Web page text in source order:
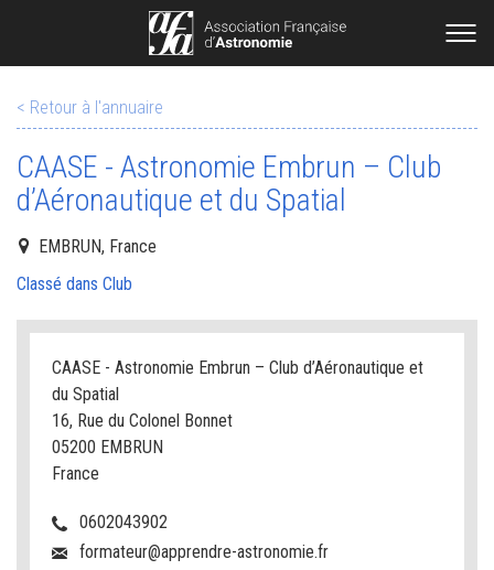
< Retour à l'annuaire
CAASE - Astronomie Embrun – Club
d’Aéronautique et du Spatial
EMBRUN, France
Classé dans Club
CAASE - Astronomie Embrun – Club d’Aéronautique et
du Spatial
16, Rue du Colonel Bonnet
05200 EMBRUN
France
0602043902
formateur@apprendre-astronomie.fr